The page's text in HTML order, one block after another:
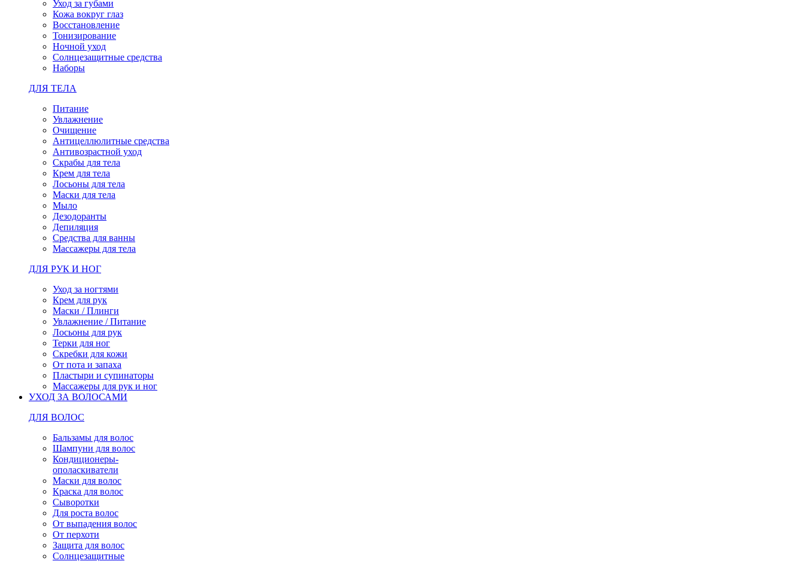
Уход за губами
Кожа вокруг глаз
Восстановление
Тонизирование
Ночной уход
Солнцезащитные средства
Наборы
ДЛЯ ТЕЛА
Питание
Увлажнение
Очищение
Антицеллюлитные средства
Антивозрастной уход
Скрабы для тела
Крем для тела
Лосьоны для тела
Маски для тела
Мыло
Дезодоранты
Депиляция
Средства для ванны
Массажеры для тела
ДЛЯ РУК И НОГ
Уход за ногтями
Крем для рук
Маски / Плинги
Увлажнение / Питание
Лосьоны для рук
Терки для ног
Скребки для кожи
От пота и запаха
Пластыри и супинаторы
Массажеры для рук и ног
УХОД ЗА ВОЛОСАМИ
ДЛЯ ВОЛОС
Бальзамы для волос
Шампуни для волос
Кондиционеры-
ополаскиватели
Маски для волос
Краска для волос
Сыворотки
Для роста волос
От выпадения волос
От перхоти
Защита для волос
Солнцезащитные